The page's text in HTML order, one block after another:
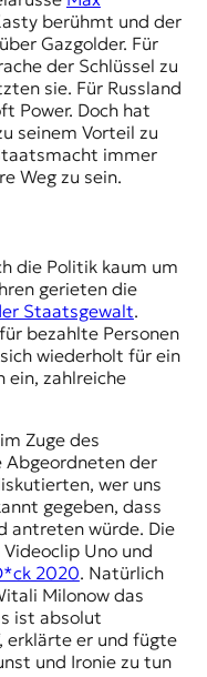
berühmt und der
Gazgolder. Für
der Schlüssel zu
sie. Für Russland
Power. Doch hat
seinem Vorteil zu
immer
Weg zu sein.
die Politik kaum um
gerieten die
Staatsgewalt.
bezahlte Personen
wiederholt für ein
ein, zahlreiche
Zuge des
Abgeordneten der
wer uns
gegeben, dass
antreten würde. Die
Uno und
2020. Natürlich
Milonow das
ist absolut
erklärte er und fügte
und Ironie zu tun